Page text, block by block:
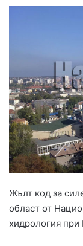
Жълт код за
област от
хидрология